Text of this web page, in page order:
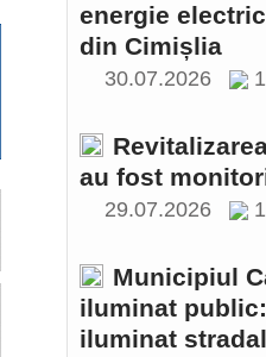
energie
din Cimișlia
30.07.2026
au fost
29.07.2026
Municipiul
iluminat
iluminat